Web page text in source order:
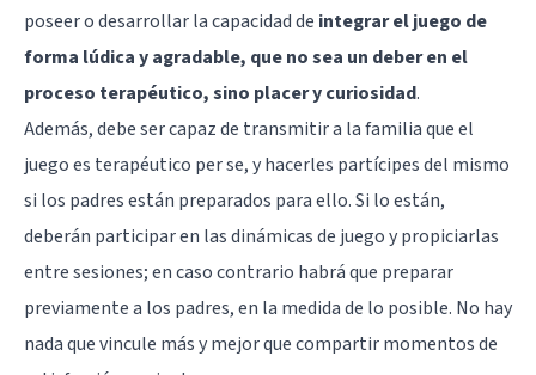
poseer o desarrollar la capacidad de integrar el juego de
forma lúdica y agradable, que no sea un deber en el
proceso terapéutico, sino placer y curiosidad.
Además, debe ser capaz de transmitir a la familia que el
juego es terapéutico per se, y hacerles partícipes del mismo
si los padres están preparados para ello. Si lo están,
deberán participar en las dinámicas de juego y propiciarlas
entre sesiones; en caso contrario habrá que preparar
previamente a los padres, en la medida de lo posible. No hay
nada que vincule más y mejor que compartir momentos de